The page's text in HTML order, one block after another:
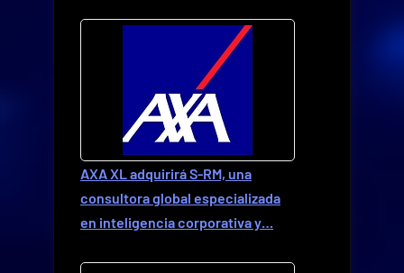
AXA XL adquirirá S-RM, una
consultora global especializada
en inteligencia corporativa y…